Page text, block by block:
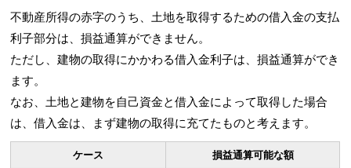
不動産所得の赤字のうち、土地を取得するための借入金の支払
利子部分は、損益通算ができません。
ただし、建物の取得にかかわる借入金利子は、損益通算ができ
ます。
なお、土地と建物を自己資金と借入金によって取得した場合
は、借入金は、まず建物の取得に充てたものと考えます。
ケース 損益通算可能な額